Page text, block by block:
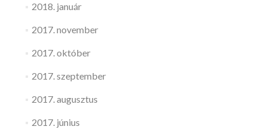
2018. január
2017. november
2017. október
2017. szeptember
2017. augusztus
2017. június